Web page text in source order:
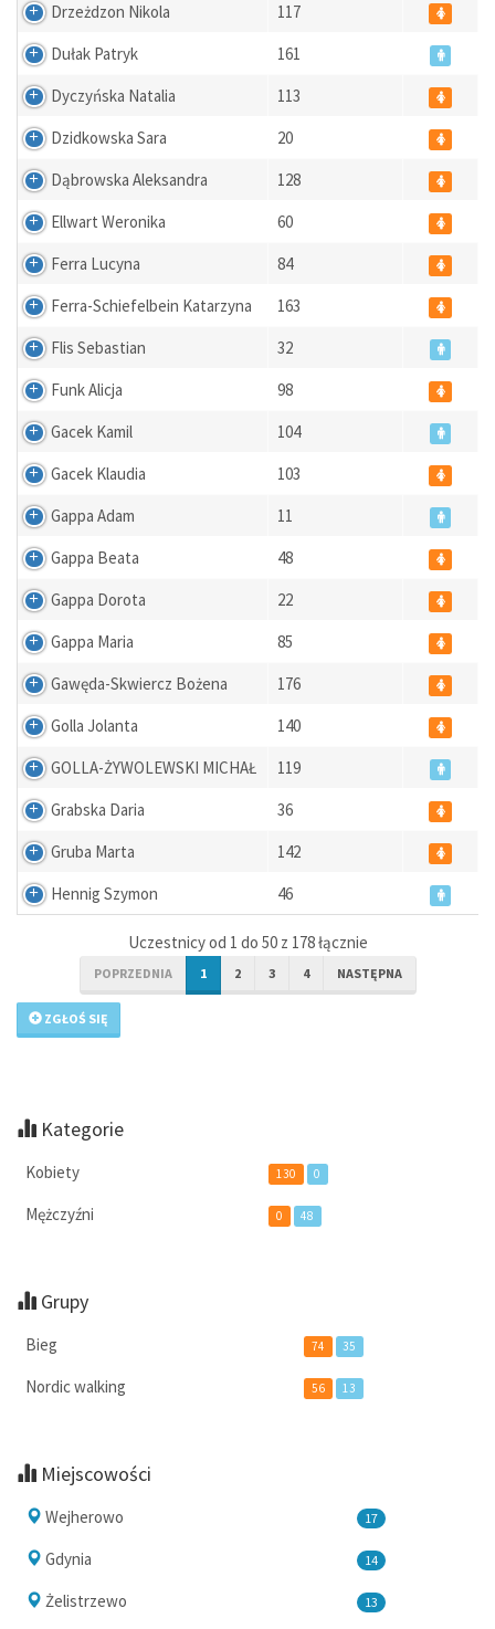
Drzeżdzon Nikola
117
Dułak Patryk
161
Dyczyńska Natalia
113
Dzidkowska Sara
20
Dąbrowska Aleksandra
128
Ellwart Weronika
60
Ferra Lucyna
84
Ferra-Schiefelbein Katarzyna
163
Flis Sebastian
32
Funk Alicja
98
Gacek Kamil
104
Gacek Klaudia
103
Gappa Adam
11
Gappa Beata
48
Gappa Dorota
22
Gappa Maria
85
Gawęda-Skwiercz Bożena
176
Golla Jolanta
140
GOLLA-ŻYWOLEWSKI MICHAŁ
119
Grabska Daria
36
Gruba Marta
142
Hennig Szymon
46
Uczestnicy od 1 do 50 z 178 łącznie
POPRZEDNIA 1 2 3 4 NASTĘPNA
ZGŁOŚ SIĘ
Kategorie
Kobiety 130 0
Mężczyźni 0 48
Grupy
Bieg 74 35
Nordic walking 56 13
Miejscowości
Wejherowo 17
Gdynia 14
Żelistrzewo 13